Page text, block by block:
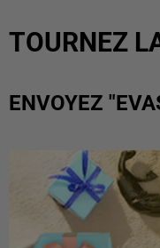
TOURNEZ
ENVOYEZ